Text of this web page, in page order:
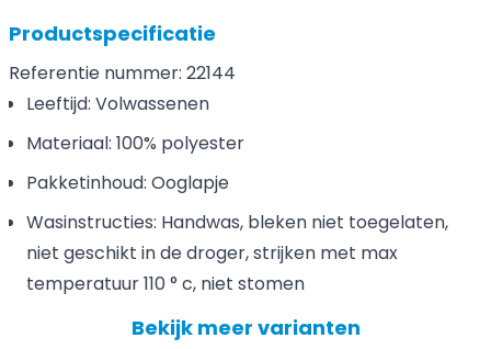
Productspecificatie
Referentie nummer: 22144
Leeftijd: Volwassenen
Materiaal: 100% polyester
Pakketinhoud: Ooglapje
Wasinstructies: Handwas, bleken niet toegelaten,
niet geschikt in de droger, strijken met max
temperatuur 110 ° c, niet stomen
Bekijk meer varianten